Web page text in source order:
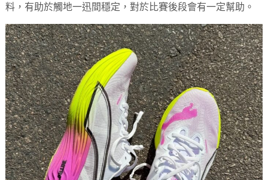
料，有助於觸地一迅間穩定，對於比賽後段會有一定幫助。